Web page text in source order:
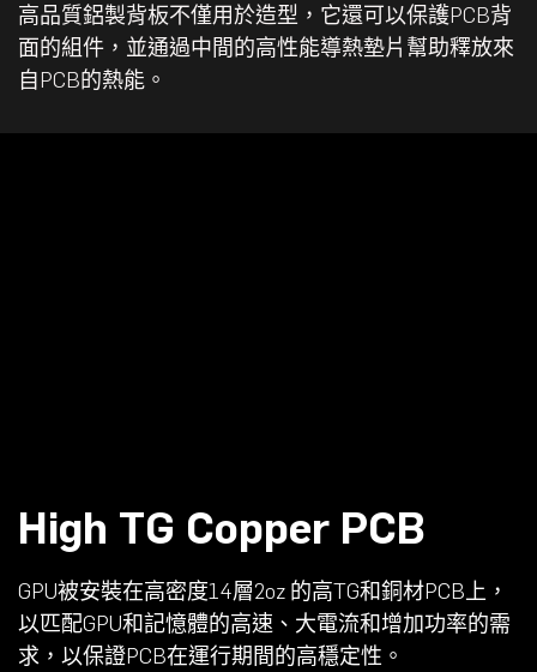
高品質鋁製背板不僅用於造型，它還可以保護PCB背
面的組件，並通過中間的高性能導熱墊片幫助釋放來
自PCB的熱能。
High TG Copper PCB
GPU被安裝在高密度14層2oz 的高TG和銅材PCB上，
以匹配GPU和記憶體的高速、大電流和增加功率的需
求，以保證PCB在運行期間的高穩定性。